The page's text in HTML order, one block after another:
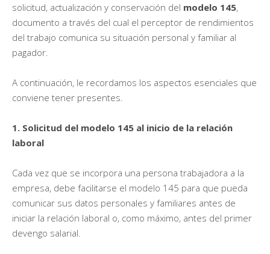
solicitud, actualización y conservación del modelo 145,
documento a través del cual el perceptor de rendimientos
del trabajo comunica su situación personal y familiar al
pagador.
A continuación, le recordamos los aspectos esenciales que
conviene tener presentes.
1. Solicitud del modelo 145 al inicio de la relación
laboral
Cada vez que se incorpora una persona trabajadora a la
empresa, debe facilitarse el modelo 145 para que pueda
comunicar sus datos personales y familiares antes de
iniciar la relación laboral o, como máximo, antes del primer
devengo salarial.